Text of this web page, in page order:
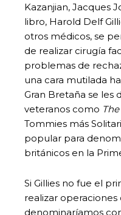
Kazanjian, Jacques
libro, Harold Delf
otros médicos, se
de realizar cirugía
problemas de
una cara mutilada
Gran Bretaña se les
veteranos como
Tommies más
popular para
británicos en la
Si Gillies no fue el
realizar
denominaríamos